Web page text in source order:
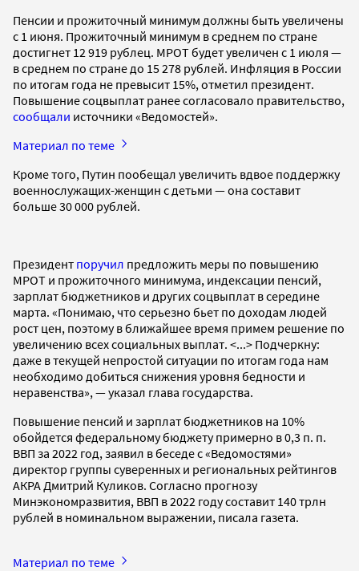
Пенсии и прожиточный минимум должны быть увеличены
с 1 июня. Прожиточный минимум в среднем по стране
достигнет 12 919 рублец. МРОТ будет увеличен с 1 июля —
в среднем по стране до 15 278 рублей. Инфляция в России
по итогам года не превысит 15%, отметил президент.
Повышение соцвыплат ранее согласовало правительство,
сообщали источники «Ведомостей».
Материал по теме
Кроме того, Путин пообещал увеличить вдвое поддержку
военнослужащих-женщин с детьми — она составит
больше 30 000 рублей.
Президент поручил предложить меры по повышению
МРОТ и прожиточного минимума, индексации пенсий,
зарплат бюджетников и других соцвыплат в середине
марта. «Понимаю, что серьезно бьет по доходам людей
рост цен, поэтому в ближайшее время примем решение по
увеличению всех социальных выплат. <...> Подчеркну:
даже в текущей непростой ситуации по итогам года нам
необходимо добиться снижения уровня бедности и
неравенства», — указал глава государства.
Повышение пенсий и зарплат бюджетников на 10%
обойдется федеральному бюджету примерно в 0,3 п. п.
ВВП за 2022 год, заявил в беседе с «Ведомостями»
директор группы суверенных и региональных рейтингов
АКРА Дмитрий Куликов. Согласно прогнозу
Минэкономразвития, ВВП в 2022 году составит 140 трлн
рублей в номинальном выражении, писала газета.
Материал по теме